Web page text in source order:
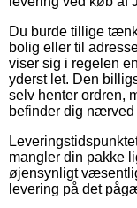
Du burde tillige
bolig eller til
viser sig i regelen
yderst let. Den
selv henter ordren,
befinder dig
mangler din pakke
øjensynligt
levering på det